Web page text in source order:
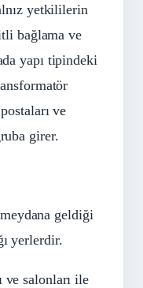
yetkililerin
bağlama ve
yapı tipindeki
ve
girer.
geldiği
yerlerdir.
ve salonları ile